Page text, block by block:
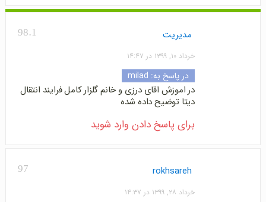
98.1 مدیریت
خرداد ۱۰, ۱۳۹۹ در ۱۴:۴۷
در پاسخ به: milad
در اموزش اقای درزی و خانم گلزار کامل فرایند انتقال
دیتا توضیح داده شده
برای پاسخ دادن وارد شوید
97 rokhsareh
خرداد ۲۸, ۱۳۹۹ در ۱۴:۳۷